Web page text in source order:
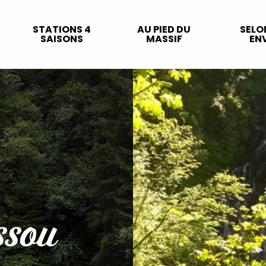
STATIONS 4
SAISONS
AU PIED DU
MASSIF